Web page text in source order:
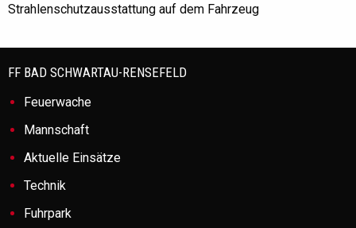
Strahlenschutzausstattung auf dem Fahrzeug
FF BAD SCHWARTAU-RENSEFELD
Feuerwache
Mannschaft
Aktuelle Einsätze
Technik
Fuhrpark